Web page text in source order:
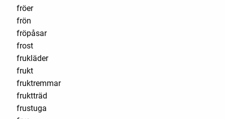
fröer
frön
fröpåsar
frost
frukläder
frukt
fruktremmar
fruktträd
frustuga